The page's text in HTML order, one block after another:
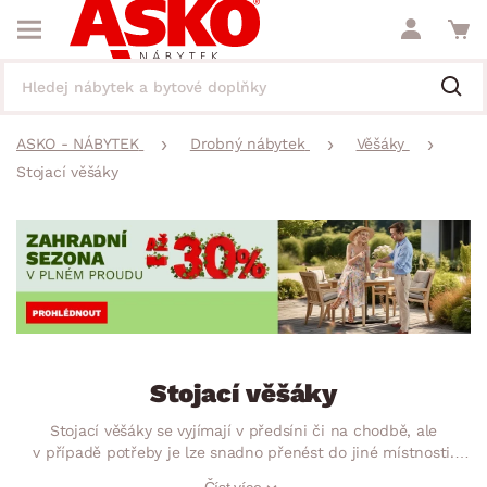
ASKO - NÁBYTEK Drobný nábytek
Věšáky
Stojací věšáky
Stojací věšáky
Stojací věšáky se vyjímají v předsíni či na chodbě, ale
v případě potřeby je lze snadno přenést do jiné místnosti.